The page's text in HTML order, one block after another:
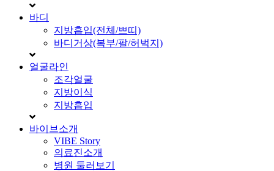
바디
지방흡입(전체/쁘띠)
바디거상(복부/팔/허벅지)
얼굴라인
조각얼굴
지방이식
지방흡입
바이브소개
VIBE Story
의료진소개
병원 둘러보기